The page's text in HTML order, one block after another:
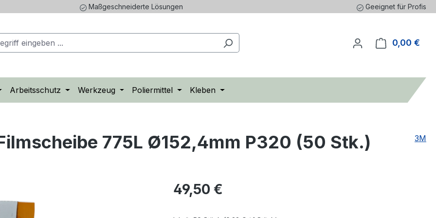
Maßgeschneiderte Lösungen Geeignet für Profis
0,00 €
Arbeitsschutz Werkzeug Poliermittel Kleben
775L Ø152,4mm P320 (50 Stk.) 3M
Regulärer Preis:
49,50 €